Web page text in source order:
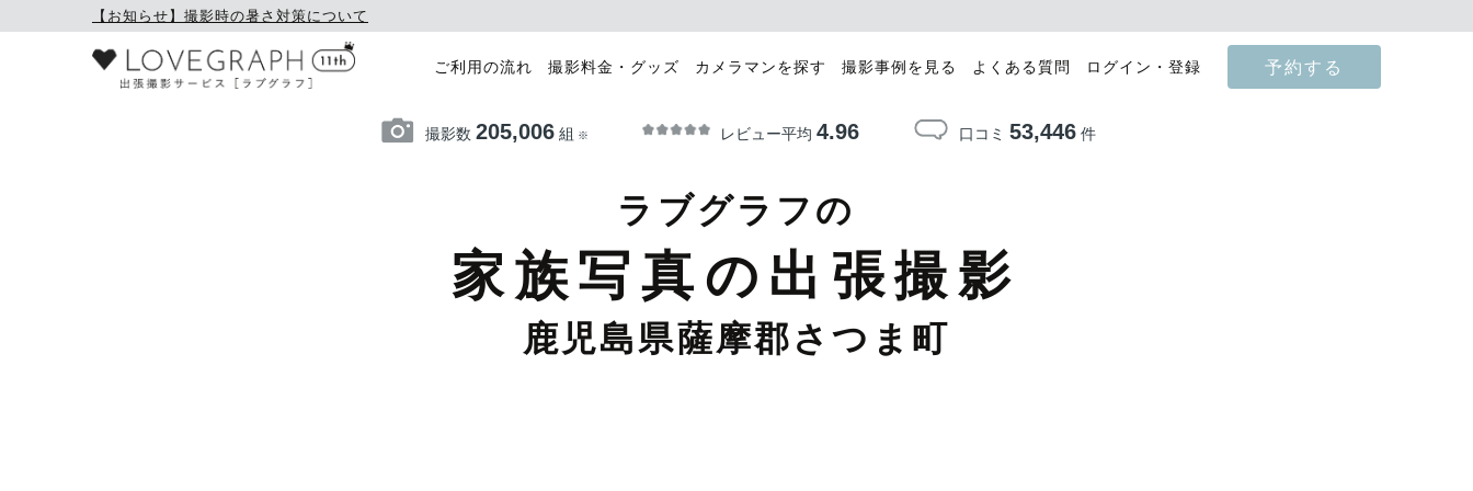
【お知らせ】撮影時の暑さ対策について
ご利用の流れ 撮影料金・グッズ カメラマンを探す 撮影事例を見る よくある質問 ログイン・登録 予約する
撮影数 205,006組 ※ レビュー平均 4.96 口コミ 53,446件
ラブグラフの
家族写真の出張撮影
鹿児島県薩摩郡さつま町